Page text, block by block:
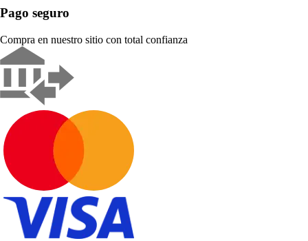
Pago seguro
Compra en nuestro sitio con total confianza